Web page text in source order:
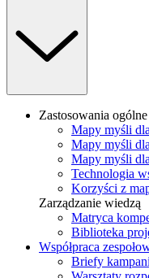
Zastosowania ogólne
Mapy myśli
Mapy myśli
Mapy myśli
Technologia
Korzyści z
Zarządzanie wiedzą
Matryca
Biblioteka
Współpraca
Briefy